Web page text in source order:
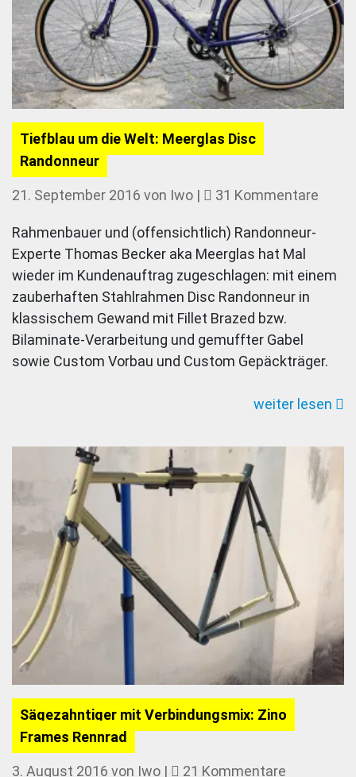
Tiefblau um die Welt: Meerglas Disc
Randonneur
21. September 2016 von Iwo | 31 Kommentare
Welt:
Rahmenbauer und (offensichtlich) Randonneur-
Experte Thomas Becker aka Meerglas hat Mal
wieder im Kundenauftrag zugeschlagen: mit einem
zauberhaften Stahlrahmen Disc Randonneur in
klassischem Gewand mit Fillet Brazed bzw.
Bilaminate-Verarbeitung und gemuffter Gabel
sowie Custom Vorbau und Custom Gepäckträger.
weiter lesen
Sägezahntiger mit Verbindungsmix: Zino
Frames Rennrad
3. August 2016 von Iwo | 21 Kommentare